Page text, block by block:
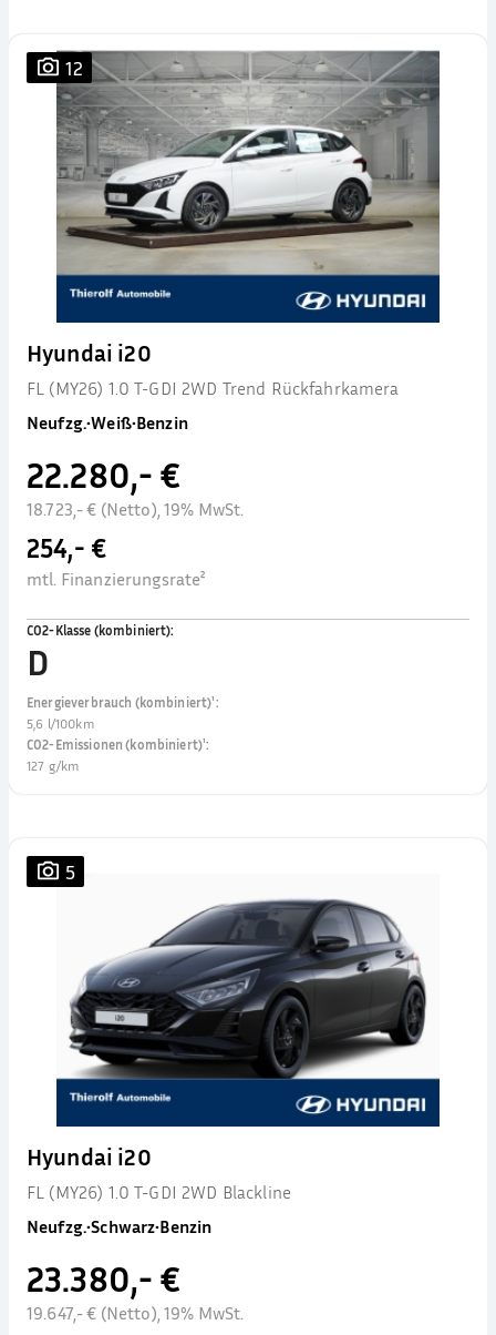
12
Hyundai i20
FL (MY26) 1.0 T-GDI 2WD Trend Rückfahrkamera
Neufzg.•Weiß•Benzin
22.280,- €
18.723,- € (Netto), 19% MwSt.
254,- €
mtl. Finanzierungsrate²
CO2-Klasse (kombiniert):
D
Energieverbrauch (kombiniert)¹:
5,6 l/100km
CO2-Emissionen (kombiniert)¹:
127 g/km
5
Hyundai i20
FL (MY26) 1.0 T-GDI 2WD Blackline
Neufzg.•Schwarz•Benzin
23.380,- €
19.647,- € (Netto), 19% MwSt.